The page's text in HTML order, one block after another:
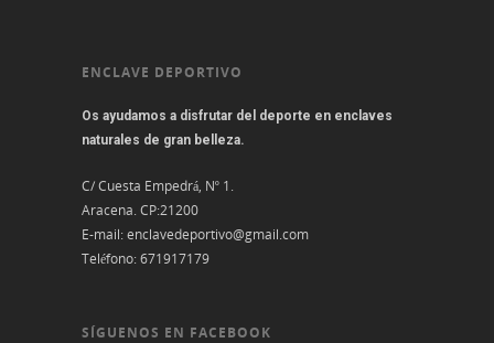
ENCLAVE DEPORTIVO
Os ayudamos a disfrutar del deporte en enclaves
naturales de gran belleza.
C/ Cuesta Empedrá, Nº 1.
Aracena. CP:21200
E-mail:enclavedeportivo@gmail.com
Teléfono:671917179
SÍGUENOS EN FACEBOOK